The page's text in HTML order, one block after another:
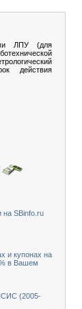
ЛПУ (для
действия
SBinfo.ru
и купонах на
в Вашем
(2005-